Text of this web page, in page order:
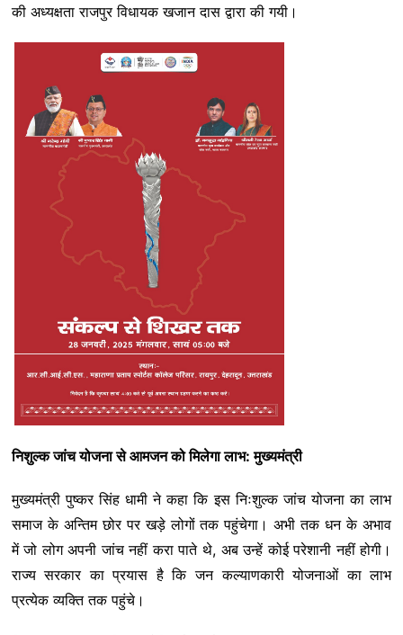
o
r
p
p
I
n
a
e
की अध्यक्षता राजपुर विधायक खजान दास द्वारा की गयी।
निशुल्क जांच योजना से आमजन को मिलेगा लाभ: मुख्यमंत्री
मुख्यमंत्री पुष्कर सिंह धामी ने कहा कि इस निःशुल्क जांच योजना का लाभ
समाज के अन्तिम छोर पर खड़े लोगों तक पहुंचेगा। अभी तक धन के अभाव
में जो लोग अपनी जांच नहीं करा पाते थे, अब उन्हें कोई परेशानी नहीं होगी।
राज्य सरकार का प्रयास है कि जन कल्याणकारी योजनाओं का लाभ
प्रत्येक व्यक्ति तक पहुंचे।